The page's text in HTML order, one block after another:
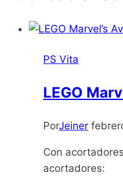
PS Vita
LEGO
PorJeiner
Con
acortadores: